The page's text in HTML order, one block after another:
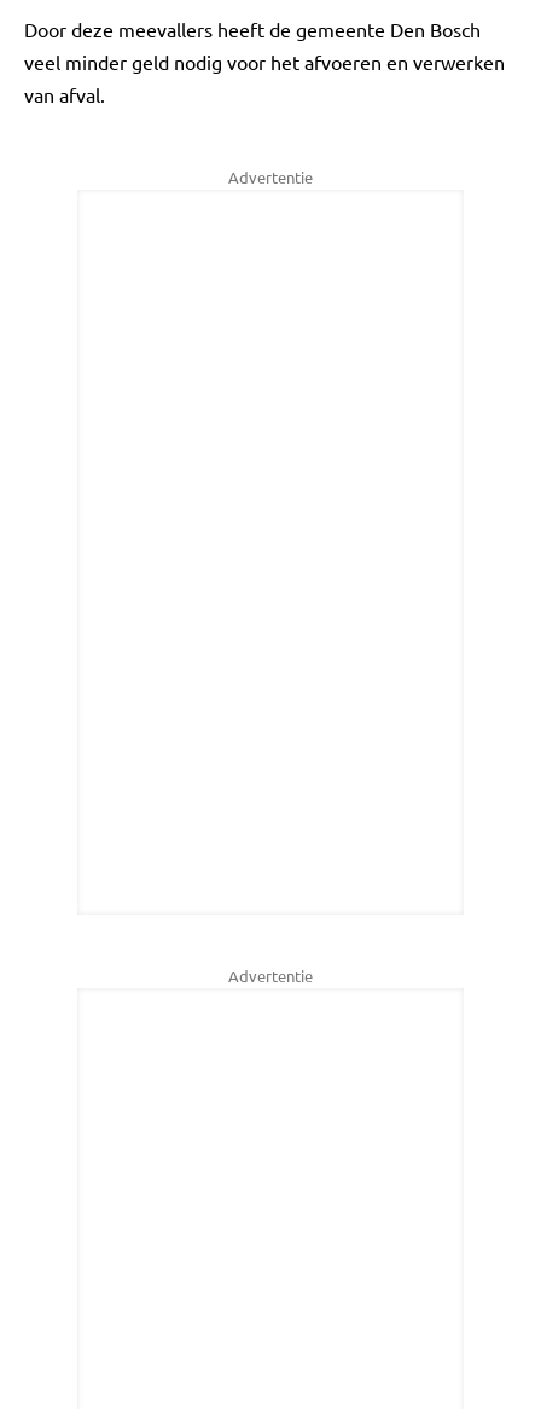
Door deze meevallers heeft de gemeente Den Bosch
veel minder geld nodig voor het afvoeren en verwerken
van afval.
Advertentie
Advertentie